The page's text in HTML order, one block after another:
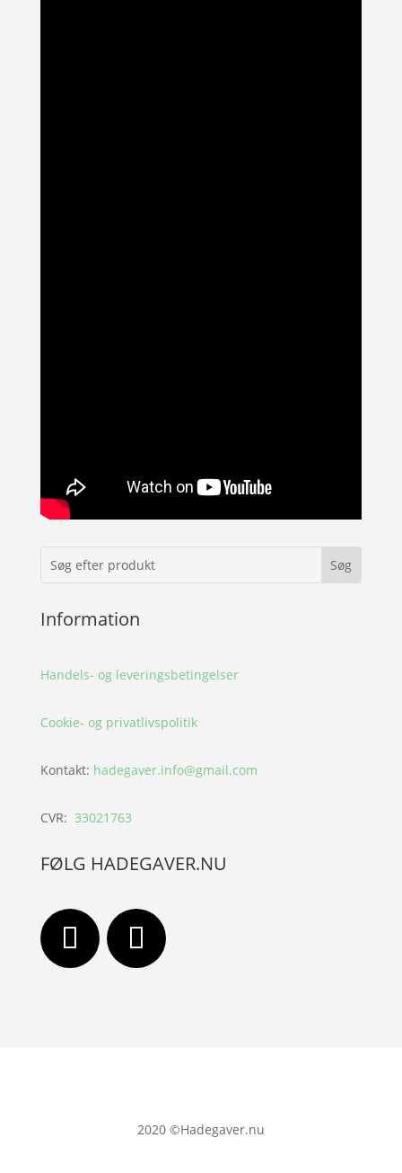
Information
Handels- og leveringsbetingelser
Cookie- og privatlivspolitik
Kontakt: hadegaver.info@gmail.com
CVR: 33021763
FØLG HADEGAVER.NU
2020 ©Hadegaver.nu